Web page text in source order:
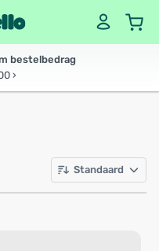
bestelbedrag
›
Standaard